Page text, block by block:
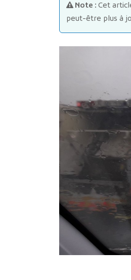
Note : Cet
peut-être plus à